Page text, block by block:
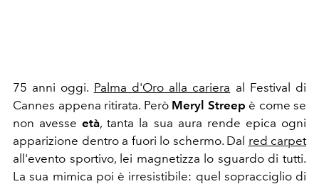
75 anni oggi. Palma d'Oro alla cariera al Festival di
Cannes appena ritirata. Però Meryl Streep è come se
non avesseetà, tanta la sua aura rende epica ogni
apparizione dentro a fuori lo schermo. Dal red carpet
all'evento sportivo, lei magnetizza lo sguardo di tutti.
La sua mimica poi è irresistibile: quel sopracciglio di